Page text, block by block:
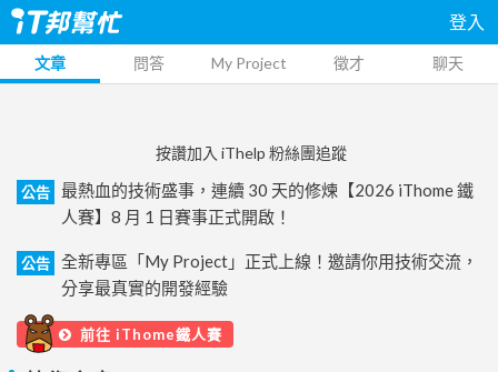
登入
文章 問答 My Project 徵才 聊天
按讚加入 iThelp 粉絲團追蹤
公告
最熱血的技術盛事，連續 30 天的修煉【2026 iThome 鐵
人賽】8 月 1 日賽事正式開啟！
公告
全新專區「My Project」正式上線！邀請你用技術交流，
分享最真實的開發經驗
前往 iThome鐵人賽